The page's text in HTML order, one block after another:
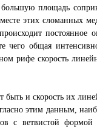
площадь
этих сломанных
постоянное
чего общая
рифе скорость
и скорость их
этим данным,
с ветвистой